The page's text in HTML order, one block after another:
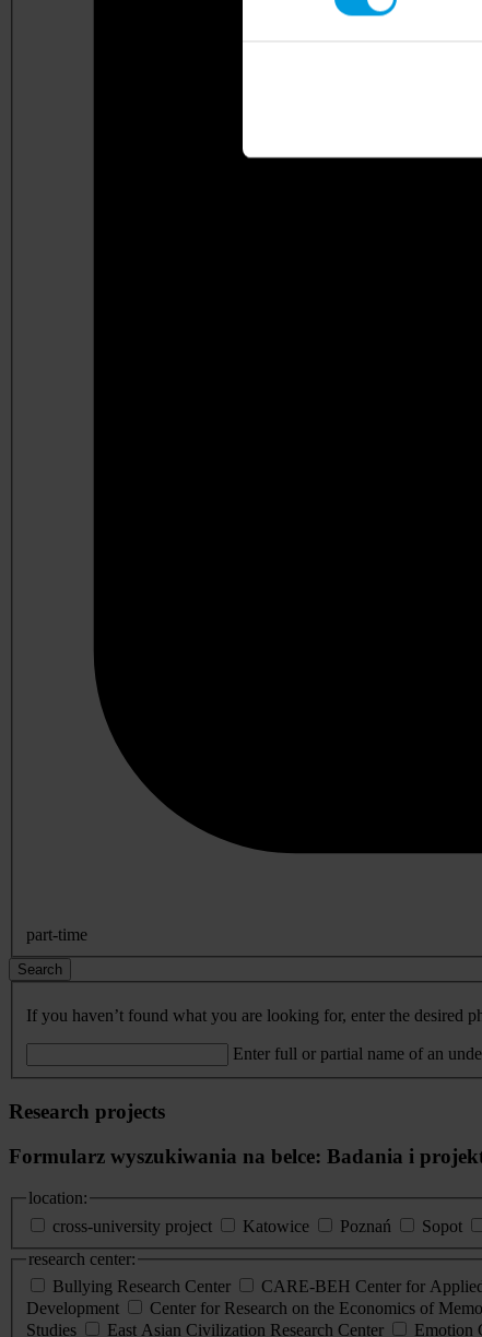
part-time
Search
If you haven’t found what you are looking for, enter the desired
Enter full or partial name of an
Research projects
Formularz wyszukiwania na belce: Badania i
location:
cross-university project
Katowice Poznań Sopot
research center:
Bullying Research Center
CARE-BEH Center for
Development
Center for Research on the Economics of
Studies
East Asian Civilization Research Center Emotion